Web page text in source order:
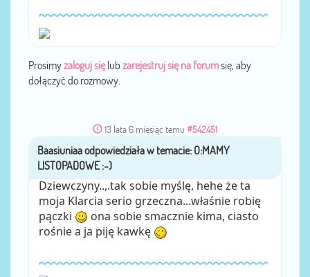
Prosimyzaloguj sięlub zarejestruj się na forumsię, aby
dołączyć do rozmowy.
13 lata 6 miesiąc temu #542451
przezBaasiuniaa
Dziewczyny..,.tak sobie myślę, hehe że ta
moja Klarcia serio grzeczna...właśnie robię
pączki
ona sobie smacznie kima, ciasto
rośnie a ja piję kawkę